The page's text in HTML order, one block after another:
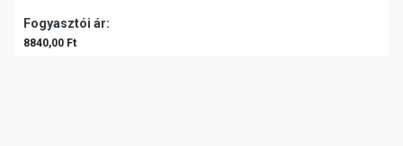
Fogyasztói ár:
8840,00 Ft